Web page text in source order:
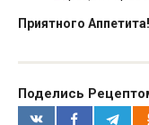
Приятного Аппетита!
Поделись